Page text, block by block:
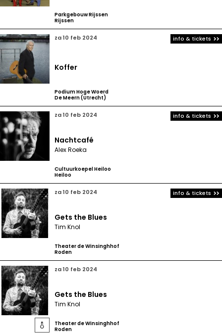
Parkgebouw Rijssen
Rijssen
za 10 feb 2024
Koffer
Podium Hoge Woerd
De Meern (Utrecht)
info & tickets
za 10 feb 2024
Nachtcafé
Alex Roeka
Cultuurkoepel Heiloo
Heiloo
info & tickets
za 10 feb 2024
Gets the Blues
Tim Knol
Theater de Winsinghhof
Roden
info & tickets

za 10 feb 2024
Gets the Blues
Tim Knol
Theater de Winsinghhof
Roden